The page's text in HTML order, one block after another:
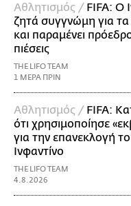
Αθλητισμός / FIFA: Ο
ζητά συγγνώμη για
και παραμένει
πιέσεις
THE LIFO TEAM
1 ΜΕΡΑ ΠΡΙΝ
Αθλητισμός / FIFA:
ότι χρησιμοποίησε
για την επανεκλογή
Ινφαντίνο
THE LIFO TEAM
4.8.2026